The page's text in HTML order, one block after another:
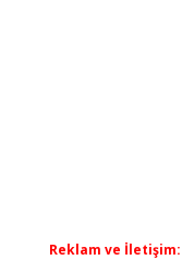
Reklam ve İletişim: